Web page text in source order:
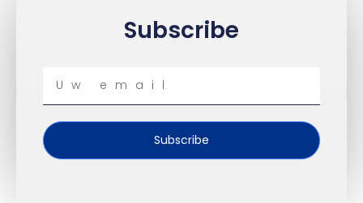
Subscribe
Email
Subscribe